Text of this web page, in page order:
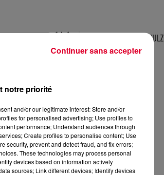
1 h 1 min
urlz.fr/hhZxGoogle
MIX : ROBIN SCHULZ
MIX : TOOLROOM
notre priorité
and/or our legitimate interest: Store and/or
for personalised advertising; Use profiles to
performance; Understand audiences through
Create profiles to personalise content; Use
security, prevent and detect fraud, and fix errors;
These technologies may process personal
devices based on information actively
sources; Link different devices; Identify devices
Continuer sans accepter